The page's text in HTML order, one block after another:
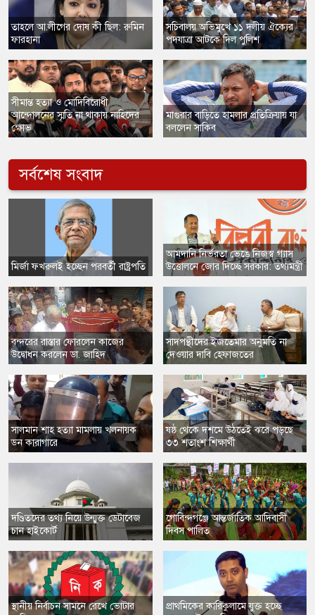
তাহলে আ.লীগের দোষ কী ছিল: রুমিন
ফারহানা
সীমান্ত হত্যা ও মোদিবিরোধী
আন্দোলনের স্মৃতি না থাকায় নাহিদের
ক্ষোভ
সচিবালয় অভিমুখে ১১ দলীয় ঐক্যের
পদযাত্রা আটকে দিল পুলিশ
​মাগুরার বাড়িতে হামলার প্রতিক্রিয়ায় যা
বললেন সাকিব
সর্বশেষ সংবাদ
​মির্জা ফখরুলই হচ্ছেন পরবর্তী রাষ্ট্রপতি
​বন্দরের রাস্তার ফোরলেন কাজের
উদ্বোধন করলেন ডা. জাহিদ
সালমান শাহ হত্যা মামলায় খলনায়ক
ডন কারাগারে
​দণ্ডিতদের তথ্য নিয়ে উন্মুক্ত ডেটাবেজ
চান হাইকোর্ট
স্থানীয় নির্বাচন সামনে রেখে ভোটার
​আমদানি নির্ভরতা ভেঙে নিজস্ব গ্যাস
উত্তোলনে জোর দিচ্ছে সরকার: তথ্যমন্ত্রী
সাদপন্থীদের ইজতেমার অনুমতি না
দেওয়ার দাবি হেফাজতের
ষষ্ঠ থেকে দশমে উঠতেই ঝরে পড়ছে
৩৩ শতাংশ শিক্ষার্থী
​গোবিন্দগঞ্জে আন্তর্জাতিক আদিবাসী
দিবস পালিত
​প্রাথমিকের কারিকুলামে যুক্ত হচ্ছে